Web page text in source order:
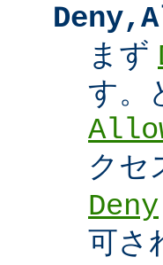
まず
す。
クセ
Deny
可さ